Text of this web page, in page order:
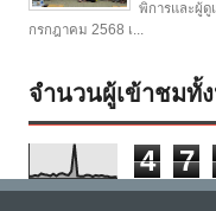
พิการและผู้
กรกฎาคม 2568 เ...
จำนวนผู้เข้าชมทั้
4 7